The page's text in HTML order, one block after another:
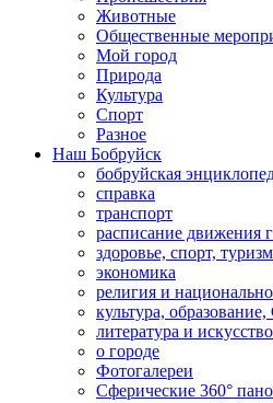
Животные
Общественные
Мой город
Природа
Культура
Спорт
Разное
Наш Бобруйск
бобруйская
справка
транспорт
расписание движения
здоровье, спорт, туризм
экономика
религия и
культура,
литература и искусство
о городе
Фотогалереи
Сферические 360°